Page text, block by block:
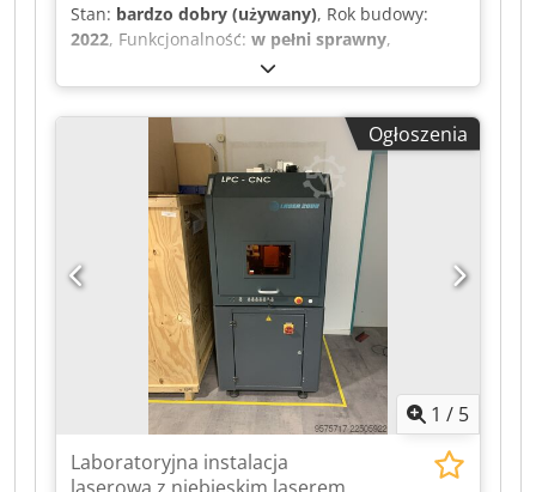
Stan: bardzo dobry (używany), Rok budowy:
2022, Funkcjonalność: w pełni sprawny,
Sklejarka BEM 200 Dsdpfxszr Ixis Aa Rsck
Oferujemy na sprzedaż Sklejarka BEM 200 Model
BEM200 jest automatyczną maszyną
zaprojektowaną i wyprodukowaną do składania
kartonowych pudełek i zamykania ich dna taśmą.
Ten model należy do maszyn ze
średniej/wysokiej półki, które ze względu na
swoje zastosowanie obejmują niemal wszystkie
gałęzie przemysłu korzystające z kartonowych
opakowań.
Ogłoszenia
1 / 5
Laboratoryjna instalacja